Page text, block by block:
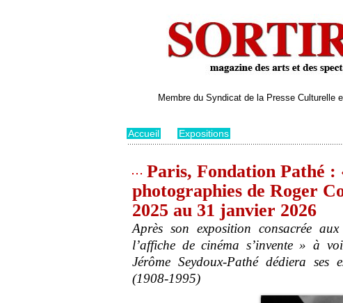
Membre du Syndicat de la Presse Culturelle
Accueil Expositions
Paris, Fondation Pathé :
photographies de Roger
2025 au 31 janvier 2026
Après son exposition consacrée
l’affiche de cinéma s’invente » à
Jérôme Seydoux-Pathé dédiera ses
(1908-1995)